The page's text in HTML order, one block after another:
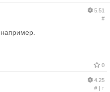
5.51
#
0
4.25
#| ↑